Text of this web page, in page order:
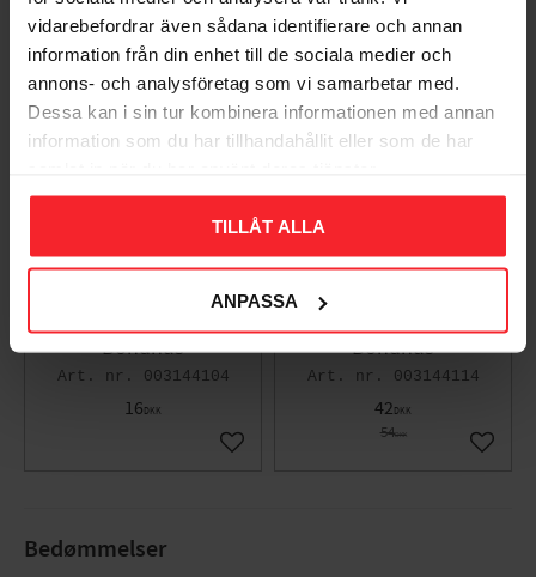
vidarebefordrar även sådana identifierare och annan
information från din enhet till de sociala medier och
annons- och analysföretag som vi samarbetar med.
Dessa kan i sin tur kombinera informationen med annan
information som du har tillhandahållit eller som de har
TILLÅT ALLA
ANPASSA
Bedømmelser
19
Gem som favorit
75
Bondhus
003144104
16DKK
KAMPANJ
Gem som favorit
Bondhus
003144114
42DKK
54DKK
22 %
KAMPANJ
Gem